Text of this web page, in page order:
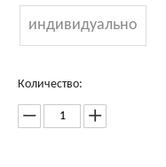
индивидуально
Количество: